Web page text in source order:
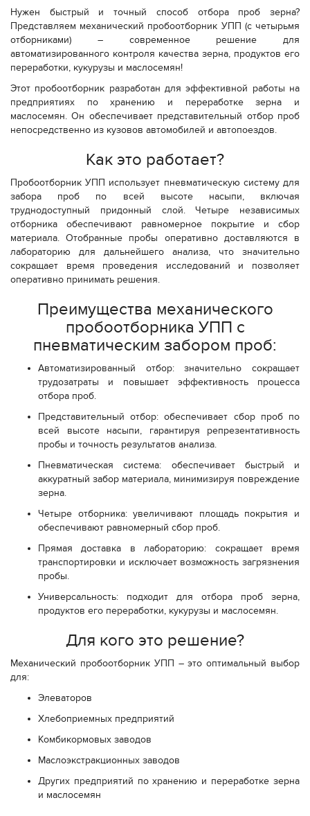
Нужен быстрый и точный способ отбора проб зерна?
Представляем механический пробоотборник УПП (с четырьмя
отборниками) – современное решение для
автоматизированного контроля качества зерна, продуктов его
переработки, кукурузы и маслосемян!
Этот пробоотборник разработан для эффективной работы на
предприятиях по хранению и переработке зерна и
маслосемян. Он обеспечивает представительный отбор проб
непосредственно из кузовов автомобилей и автопоездов.
Как это работает?
Пробоотборник УПП использует пневматическую систему для
забора проб по всей высоте насыпи, включая
труднодоступный придонный слой. Четыре независимых
отборника обеспечивают равномерное покрытие и сбор
материала. Отобранные пробы оперативно доставляются в
лабораторию для дальнейшего анализа, что значительно
сокращает время проведения исследований и позволяет
оперативно принимать решения.
Преимущества механического
пробоотборника УПП с
пневматическим забором проб:
Автоматизированный отбор: значительно сокращает
трудозатраты и повышает эффективность процесса
отбора проб.
Представительный отбор: обеспечивает сбор проб по
всей высоте насыпи, гарантируя репрезентативность
пробы и точность результатов анализа.
Пневматическая система: обеспечивает быстрый и
аккуратный забор материала, минимизируя повреждение
зерна.
Четыре отборника: увеличивают площадь покрытия и
обеспечивают равномерный сбор проб.
Прямая доставка в лабораторию: сокращает время
транспортировки и исключает возможность загрязнения
пробы.
Универсальность: подходит для отбора проб зерна,
продуктов его переработки, кукурузы и маслосемян.
Для кого это решение?
Механический пробоотборник УПП – это оптимальный выбор
для:
Элеваторов
Хлебоприемных предприятий
Комбикормовых заводов
Маслоэкстракционных заводов
Других предприятий по хранению и переработке зерна
и маслосемян